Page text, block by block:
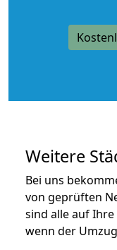
Weitere
Bei uns
von geprüften
sind alle auf
wenn der